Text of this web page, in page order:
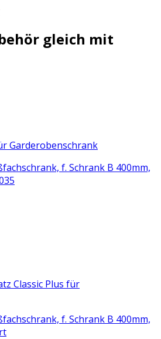
gleich mit
Garderobenschrank
f. Schrank B 400mm,
Classic Plus für
f. Schrank B 400mm,